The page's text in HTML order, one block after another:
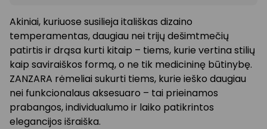
Akiniai, kuriuose susilieja itališkas dizaino
temperamentas, daugiau nei trijų dešimtmečių
patirtis ir drąsa kurti kitaip – tiems, kurie vertina stilių
kaip saviraiškos formą, o ne tik medicininę būtinybę.
ZANZARA rėmeliai sukurti tiems, kurie ieško daugiau
nei funkcionalaus aksesuaro – tai prieinamos
prabangos, individualumo ir laiko patikrintos
elegancijos išraiška.